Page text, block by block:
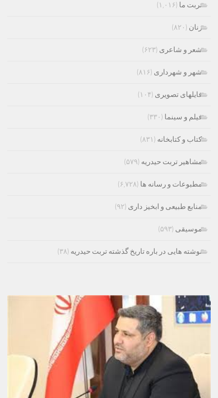
تربت ما (۱,۰۱۶)
زنان (۸۲۰)
شعر و شاعری (۶۲۳)
شهر و شهرداری (۸۱۶)
فایلهای تصویری (۱۰۴)
فیلم و سینما (۳۳۰)
کتاب و کتابخانه (۸۳۱)
مشاهیر تربت حیدریه (۵۷۹)
مطبوعات و رسانه ها (۶,۷۲۸)
منابع طبیعی و ابخیز داری (۹۲)
موسیقی (۵۹۳)
نوشته هایی در باره تاریخ گذشته تربت حیدریه (۳۸)